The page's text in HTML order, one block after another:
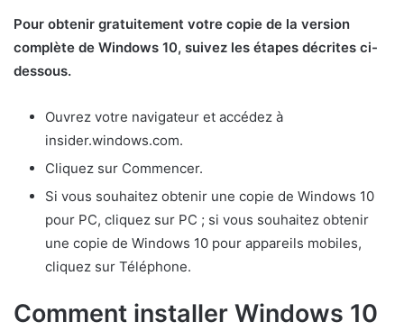
Pour obtenir gratuitement votre copie de la version
complète de Windows 10, suivez les étapes décrites ci-
dessous.
Ouvrez votre navigateur et accédez à
insider.windows.com.
Cliquez sur Commencer.
Si vous souhaitez obtenir une copie de Windows 10
pour PC, cliquez sur PC ; si vous souhaitez obtenir
une copie de Windows 10 pour appareils mobiles,
cliquez sur Téléphone.
Comment installer Windows 10